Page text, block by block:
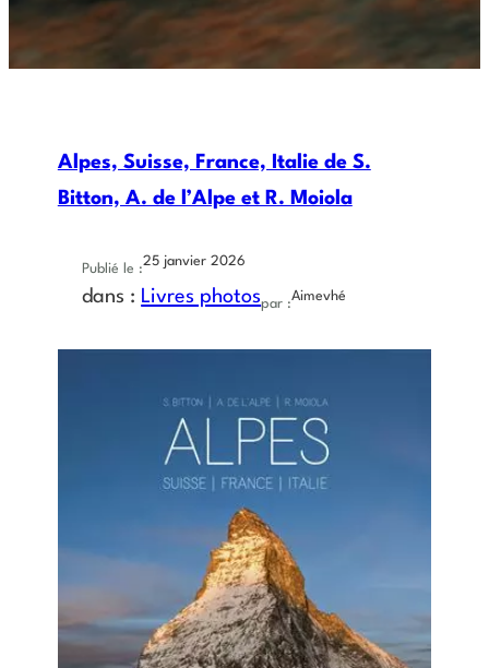
Alpes, Suisse, France, Italie de S.
Bitton, A. de l’Alpe et R. Moiola
Publié le :
25 janvier 2026
dans : Livres photospar :
Aimevhé